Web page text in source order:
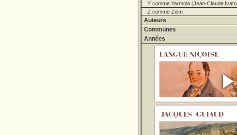
Y comme Yarmola (Jean-Claude Ivan)
Z comme Ziem
Auteurs
Communes
Années